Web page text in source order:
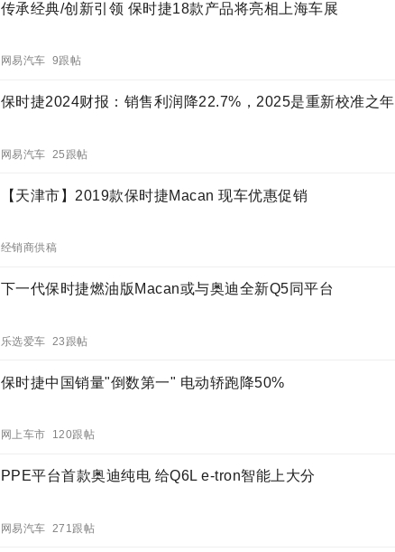
传承经典/创新引领 保时捷18款产品将亮相上海车展
网易汽车 9跟帖
保时捷2024财报：销售利润降22.7%，2025是重新校准之年
网易汽车 25跟帖
【天津市】2019款保时捷Macan 现车优惠促销
经销商供稿
下一代保时捷燃油版Macan或与奥迪全新Q5同平台
乐选爱车 23跟帖
保时捷中国销量"倒数第一" 电动轿跑降50%
网上车市 120跟帖
PPE平台首款奥迪纯电 给Q6L e-tron智能上大分
网易汽车 271跟帖